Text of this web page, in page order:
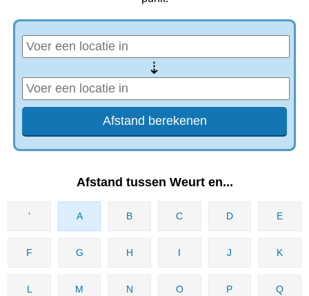
⇢
Afstand tussen Weurt en...
' A B C D E
F G H I J K
L M N O P Q